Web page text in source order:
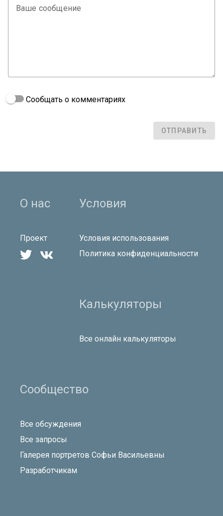
Ваше сообщение
Сообщать о комментариях
ОТПРАВИТЬ
О нас
Проект
 
Условия
Условия использования
Политика конфиденциальности
Калькуляторы
Все онлайн калькуляторы
Сообщество
Все обсуждения
Все запросы
Галерея портретов Софьи Васильевны
Разработчикам